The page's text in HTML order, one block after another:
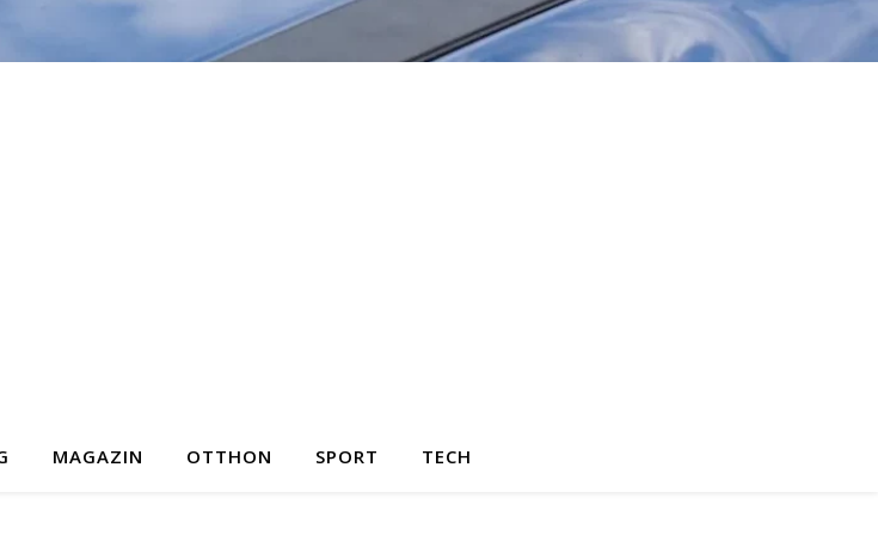
MAGAZIN OTTHON SPORT TECH